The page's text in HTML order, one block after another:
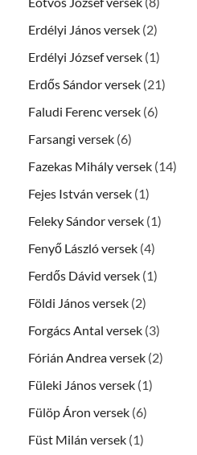
Erdélyi János versek (2)
Erdélyi József versek (1)
Erdős Sándor versek (21)
Faludi Ferenc versek (6)
Farsangi versek (6)
Fazekas Mihály versek (14)
Fejes István versek (1)
Feleky Sándor versek (1)
Fenyő László versek (4)
Ferdős Dávid versek (1)
Földi János versek (2)
Forgács Antal versek (3)
Fórián Andrea versek (2)
Füleki János versek (1)
Fülöp Áron versek (6)
Füst Milán versek (1)